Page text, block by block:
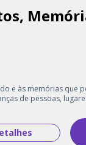
e às memórias que
de pessoas,